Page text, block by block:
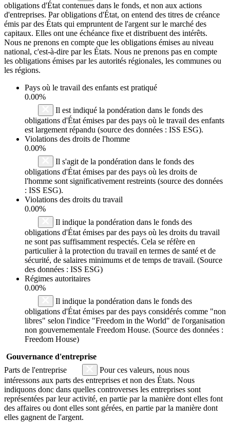
obligations d'État contenues dans le fonds, et non aux actions
d'entreprises. Par obligations d'État, on entend des titres de créance
émis par des États qui empruntent de l'argent sur le marché des
capitaux. Elles ont une échéance fixe et distribuent des intérêts.
Nous ne prenons en compte que les obligations émises au niveau
national, c'est-à-dire par les États. Nous ne prenons pas en compte
les obligations émises par les autorités régionales, les communes ou
les régions.
Pays où le travail des enfants est pratiqué
0.00%
Il est indiqué la pondération dans le fonds des
obligations d'État émises par des pays où le travail des enfants
est largement répandu (source des données : ISS ESG).
Violations des droits de l'homme
0.00%
Il s'agit de la pondération dans le fonds des
obligations d'État émises par des pays où les droits de
l'homme sont significativement restreints (source des données
: ISS ESG).
Violations des droits du travail
0.00%
Il indique la pondération dans le fonds des
obligations d'État émises par des pays où les droits du travail
ne sont pas suffisamment respectés. Cela se réfère en
particulier à la protection du travail en termes de santé et de
sécurité, de salaires minimums et de temps de travail. (Source
des données : ISS ESG)
Régimes autoritaires
0.00%
Il indique la pondération dans le fonds des
obligations d'État émises par des pays considérés comme "non
libres" selon l'indice "Freedom in the World" de l'organisation
non gouvernementale Freedom House. (Source des données :
Freedom House)
Gouvernance d'entreprise
Parts de l'entreprise
Pour ces valeurs, nous nous
intéressons aux parts des entreprises et non des États. Nous
indiquons donc dans quelles controverses les entreprises sont
représentées par leur activité, en partie par la manière dont elles font
des affaires ou dont elles sont gérées, en partie par la manière dont
elles gagnent de l'argent.